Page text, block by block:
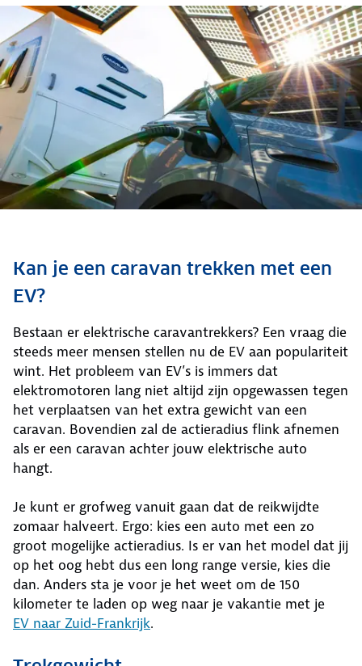
Kan je een caravan trekken met een
EV?
Bestaan er elektrische caravantrekkers? Een vraag die
steeds meer mensen stellen nu de EV aan populariteit
wint. Het probleem van EV’s is immers dat
elektromotoren lang niet altijd zijn opgewassen tegen
het verplaatsen van het extra gewicht van een
caravan. Bovendien zal de actieradius flink afnemen
als er een caravan achter jouw elektrische auto
hangt.
Je kunt er grofweg vanuit gaan dat de reikwijdte
zomaar halveert. Ergo: kies een auto met een zo
groot mogelijke actieradius. Is er van het model dat jij
op het oog hebt dus een long range versie, kies die
dan. Anders sta je voor je het weet om de 150
kilometer te laden op weg naar je vakantie met je
EV naar Zuid-Frankrijk.